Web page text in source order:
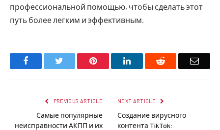
профессиональной помощью, чтобы сделать этот
путь более легким и эффективным.
Facebook Pinterest LinkedIn Reddit Email
PREVIOUS ARTICLE
Самые популярные
неисправности АКПП и их
NEXT ARTICLE
Создание вирусного
контента TikTok: